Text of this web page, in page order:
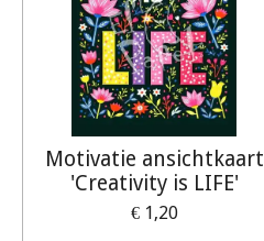
Motivatie ansichtkaart
'Creativity is LIFE'
€ 1,20